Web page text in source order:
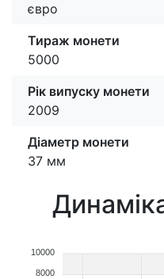
євро
Тираж монети
5000
Рік випуску монети
2009
Діаметр монети
37 мм
10000
8000